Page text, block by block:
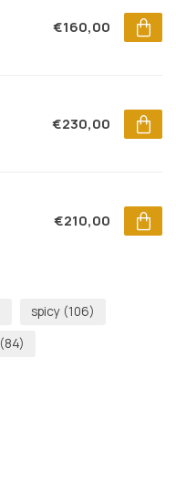
€160,00
€230,00
€210,00
spicy (106)
(84)